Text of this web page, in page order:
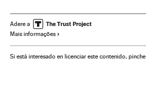
Delitos contra saúde pública
Adere a
Mais informações
Si está interesado en licenciar este contenido, pinche